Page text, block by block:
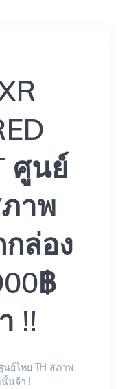
ศูนย์
าพ
ล่อง
฿
!!
นย์ไทย TH สภาพ
นจ้า !!